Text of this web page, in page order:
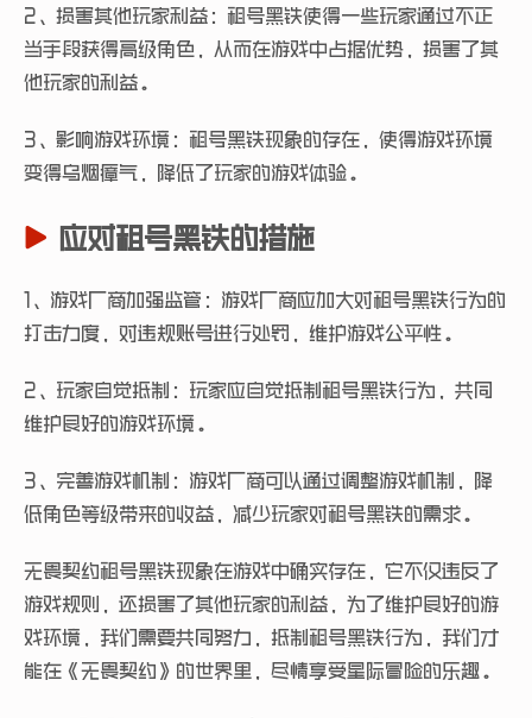
2、损害其他玩家利益：租号黑铁使得一些玩家通过不正
当手段获得高级角色，从而在游戏中占据优势，损害了其
他玩家的利益。
3、影响游戏环境：租号黑铁现象的存在，使得游戏环境
变得乌烟瘴气，降低了玩家的游戏体验。
应对租号黑铁的措施
1、游戏厂商加强监管：游戏厂商应加大对租号黑铁行为的
打击力度，对违规账号进行处罚，维护游戏公平性。
2、玩家自觉抵制：玩家应自觉抵制租号黑铁行为，共同
维护良好的游戏环境。
3、完善游戏机制：游戏厂商可以通过调整游戏机制，降
低角色等级带来的收益，减少玩家对租号黑铁的需求。
无畏契约租号黑铁现象在游戏中确实存在，它不仅违反了
游戏规则，还损害了其他玩家的利益，为了维护良好的游
戏环境，我们需要共同努力，抵制租号黑铁行为，我们才
能在《无畏契约》的世界里，尽情享受星际冒险的乐趣。